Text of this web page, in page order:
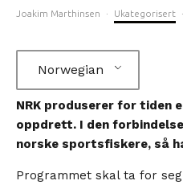
Joakim Marthinsen · Ukategorisert ·
Norwegian
NRK produserer for tiden
oppdrett. I den
norske sportsfiskere, så
Programmet skal ta for